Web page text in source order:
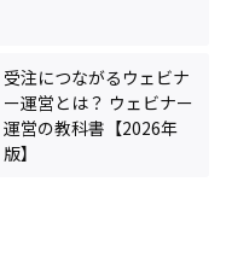
受注につながるウェビナ
ー運営とは？ ウェビナー
運営の教科書【2026年
版】